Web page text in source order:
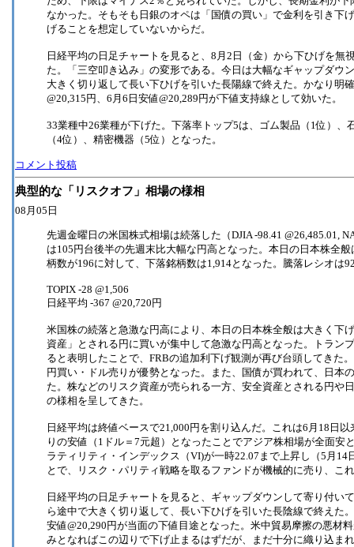
なかった。そもそも日銀のオペは「国債の買い」で金利を引き下
げることを想定していないからだ。
日経平均の日足チャートを見ると、8月2日（金）から下ひげを無
た。「三空叩き込み」の変形である。今日は大幅なギャップダウ
大きく切り返して長い下ひげを引いた長陽線で終えた。かなり明
@20,315円、6月6日安値@20,289円が下値支持線として効いた。
33業種中26業種が下げた。下落率トップ5は、ゴム製品（1位）
（4位）、精密機器（5位）となった。
コメント投稿
典型的な「リスクオフ」相場の様相
08月05日
先週金曜日の米国株式相場は続落した（DJIA -98.41 @26,485.01,
は105円台後半の先週末比大幅な円高となった。本日の日本株全
柄数が196に対して、下落銘柄数は1,914となった。騰落レシオは
TOPIX -28 @1,506
日経平均 -367 @20,720円
米国株の続落と急激な円高により、本日の日本株全般は大きく下
資産」とされる円に買いが集中して急激な円高となった。トラン
ると表明したことで、FRBの追加利下げ観測が再び台頭してきた
円買い・ドル売りが優勢となった。また、国債が買われて、日本
た。株などのリスク資産が売られる一方、安全資産とされる円や
の様相を呈してきた。
日経平均は終値ベースで21,000円を割り込んだ。これは6月18日
りの安値（1ドル＝7元超）となったことでアジア株相場が全面安
ラティリティ・インデックス（VI)が一時22.07まで上昇し（5月
とで、リスク・パリティ戦略を取るファンドが機械的に売り、こ
日経平均の日足チャートを見ると、ギャップダウンして寄り付い
ら途中で大きく切り返して、長い下ひげを引いた長陰線で終えた
安値@20,290円が当面の下値目途となった。米中貿易摩擦の悪材
みとなればこの辺りで下げ止まるはずだが、まだ十分に織り込ま